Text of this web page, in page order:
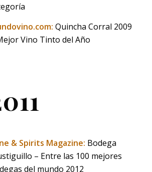
Quincha Corral 2009
Vino Tinto del Año
& Spirits Magazine: Bodega
– Entre las 100 mejores
del mundo 2012